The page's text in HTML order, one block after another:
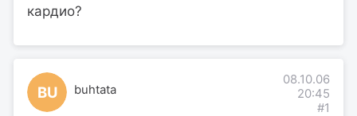
кардио?
BU buhtata
08.10.06
20:45
#1